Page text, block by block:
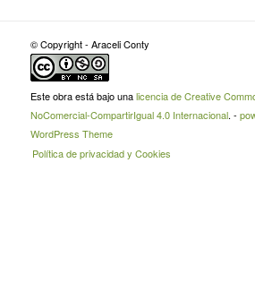
© Copyright - Araceli Conty
Este obra está bajo unalicencia de Creative
NoComercial-CompartirIgual 4.0 Internacional. -
WordPress Theme
Política de privacidad y Cookies